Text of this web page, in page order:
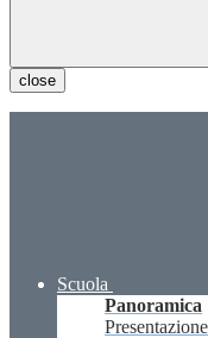
close
Scuola
Panoramica
Presentazione